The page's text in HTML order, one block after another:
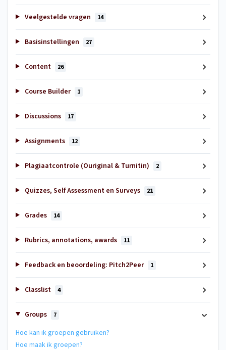
Veelgestelde vragen 14
Basisinstellingen 27
Content 26
Course Builder 1
Discussions 17
Assignments 12
Plagiaatcontrole (Ouriginal & Turnitin) 2
Quizzes, Self Assessment en Surveys 21
Grades 14
Rubrics, annotations, awards 11
Feedback en beoordeling: Pitch2Peer 1
Classlist 4
Groups 7
Hoe kan ik groepen gebruiken?
Hoe maak ik groepen?